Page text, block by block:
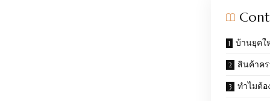
บ้านยุคใ
สินค้าค
ทำไมต้อ